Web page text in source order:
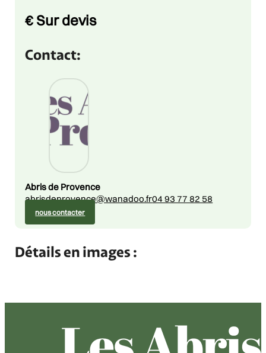
Price
€Sur devis
Contact:
Abris de Provence
abrisdeprovence@wanadoo.fr04 93 77 82 58
nous contacter
Détails en images :